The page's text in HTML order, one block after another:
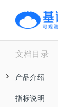
文档目录
产品介绍
产品价值
指标说明